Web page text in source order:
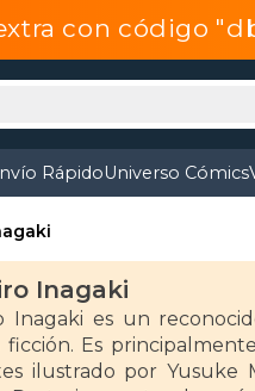
con código
RápidoUniverso Cómics
Inagaki
Inagaki es un
ficción. Es
ilustrado por Yusuke